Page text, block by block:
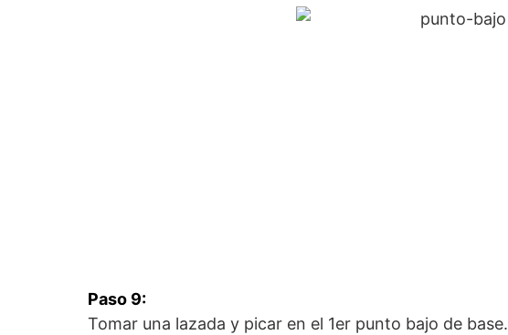
Paso 9:
Tomar una lazada y picar en el 1er punto bajo de base.